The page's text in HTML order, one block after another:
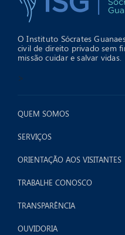
O Instituto Sócrates
civil de direito privado sem
missão cuidar e salvar vidas.
>
QUEM SOMOS
SERVIÇOS
ORIENTAÇÃO AOS VISITANTES
TRABALHE CONOSCO
TRANSPARÊNCIA
OUVIDORIA